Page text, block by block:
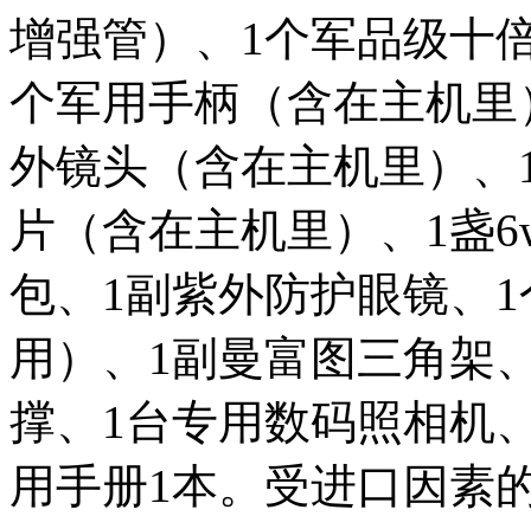
增强管）、1个军品级十
个军用手柄（含在主机里
外镜头（含在主机里）、
片（含在主机里）、1盏
包、1副紫外防护眼镜、
用）、1副曼富图三角架
撑、1台专用数码照相机
用手册1本。受进口因素